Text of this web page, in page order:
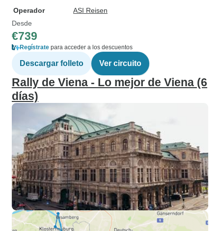
Operador
ASI Reisen
Desde
€739
Regístrate para acceder a los descuentos
Descargar folleto Ver circuito
Rally de Viena - Lo mejor de Viena (6
días)